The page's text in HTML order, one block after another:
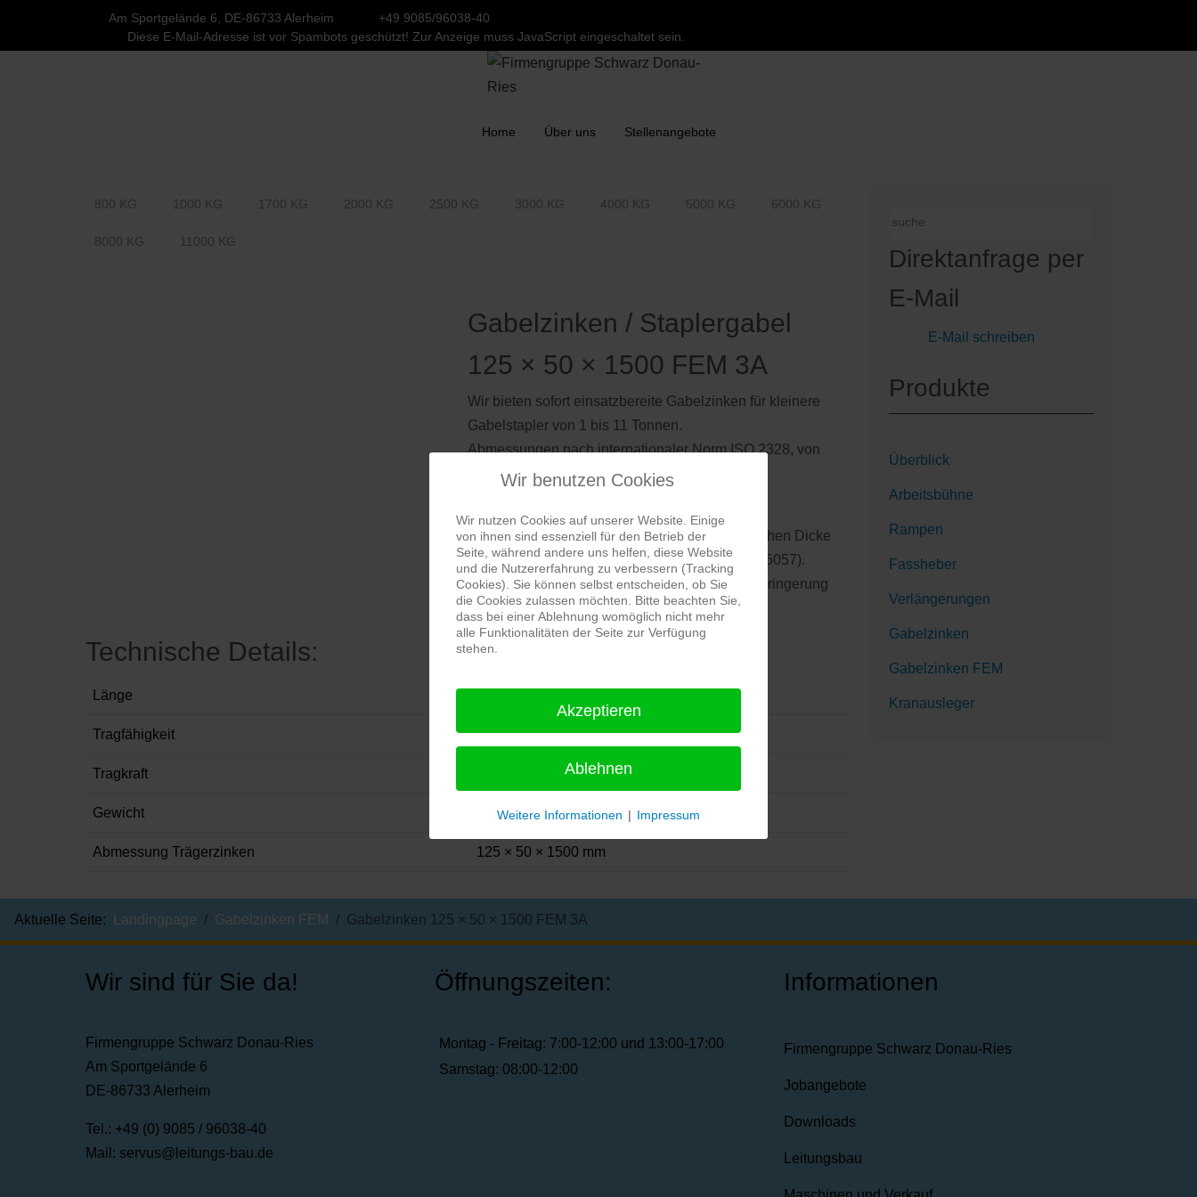
Am Sportgelände 6, DE-86733 Alerheim
+49 9085/96038-40
Diese E-Mail-Adresse ist vor Spambots geschützt! Zur Anzeige muss JavaScript eingeschaltet sein.
Home Über uns Stellenangebote
800 KG 1000 KG 1700 KG 2000 KG 2500 KG 3000 KG 4000 KG 5000 KG 6000 KG
8000 KG 11000 KG
Gabelzinken / Staplergabel
125 × 50 × 1500 FEM 3A
Wir bieten sofort einsatzbereite Gabelzinken für kleinere
Gabelstapler von 1 bis 11 Tonnen.
Abmessungen nach internationaler Norm ISO 2328, von
FEM 1 bis FEM 4.
Bei einer Reduzierung um 10 % der ursprünglichen Dicke
müssen die Gabeln ausgetauscht werden (ISO 5057).
10 % Verschleiß einer Gabel bedeuten eine Verringerung
der Tragfähigkeit um etwa 20 %.
Technische Details:
Länge
Tragfähigkeit 5000 kg
Tragkraft 5000 kg/paar bei 500 mm
Gewicht 98 kg
Abmessung Trägerzinken 125 × 50 × 1500 mm
Direktanfrage per
E-Mail
E-Mail schreiben
Produkte
Überblick
Arbeitsbühne
Rampen
Fassheber
Verlängerungen
Gabelzinken
Gabelzinken FEM
Kranausleger
Aktuelle Seite: Landingpage Gabelzinken FEM Gabelzinken 125 × 50 × 1500 FEM 3A
Wir sind für Sie da!
Firmengruppe Schwarz Donau-Ries
Am Sportgelände 6
DE-86733 Alerheim
Tel.: +49 (0) 9085 / 96038-40
Mail: servus@leitungs-bau.de
Öffnungszeiten:
Montag - Freitag: 7:00-12:00 und 13:00-17:00
Samstag: 08:00-12:00
Informationen
Firmengruppe Schwarz Donau-Ries
Jobangebote
Downloads
Leitungsbau
Wir benutzen Cookies
Wir nutzen Cookies auf unserer Website. Einige
von ihnen sind essenziell für den Betrieb der
Seite, während andere uns helfen, diese Website
und die Nutzererfahrung zu verbessern (Tracking
Cookies). Sie können selbst entscheiden, ob Sie
die Cookies zulassen möchten. Bitte beachten Sie,
dass bei einer Ablehnung womöglich nicht mehr
alle Funktionalitäten der Seite zur Verfügung
stehen.
Akzeptieren
Ablehnen
Weitere Informationen | Impressum